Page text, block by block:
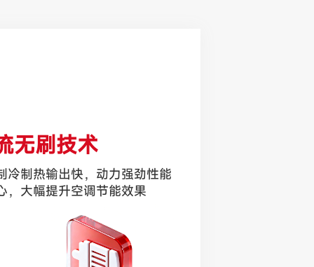
无刷技术
冷制热输出快，动力强劲性能
，大幅提升空调节能效果